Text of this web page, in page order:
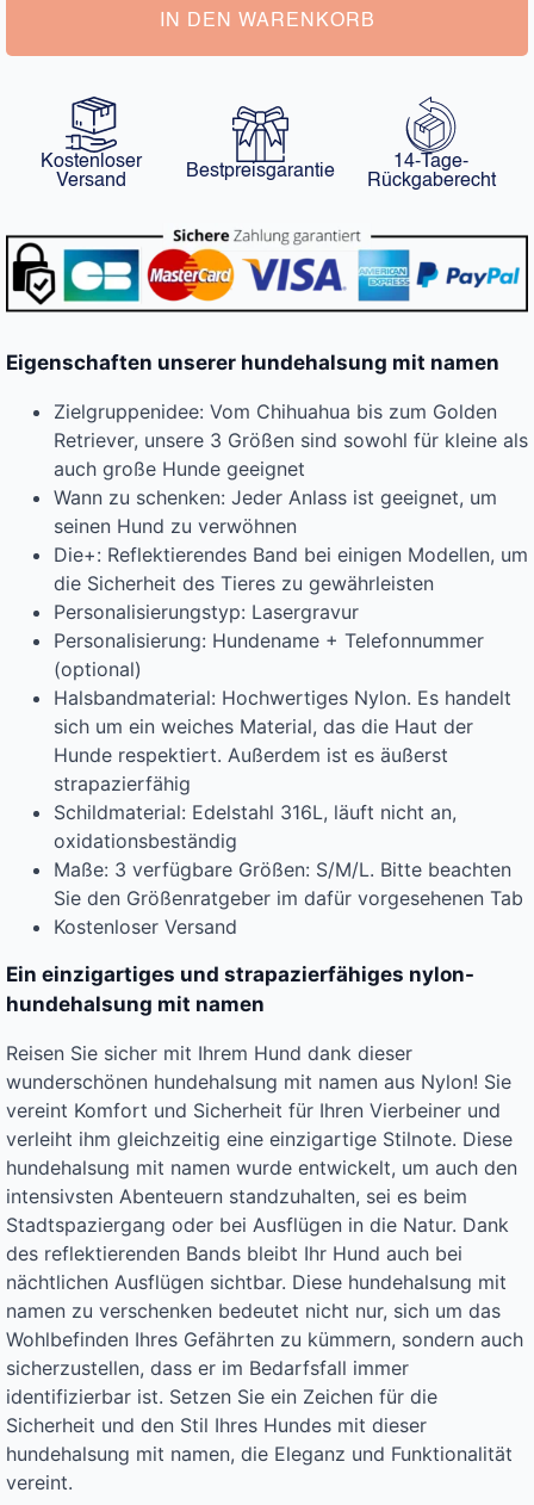
IN DEN WARENKORB
Kostenloser
Versand
Bestpreisgarantie
14-Tage-
Rückgaberecht
Eigenschaften unserer hundehalsung mit namen
Zielgruppenidee: Vom Chihuahua bis zum Golden
Retriever, unsere 3 Größen sind sowohl für kleine als
auch große Hunde geeignet
Wann zu schenken: Jeder Anlass ist geeignet, um
seinen Hund zu verwöhnen
Die+: Reflektierendes Band bei einigen Modellen, um
die Sicherheit des Tieres zu gewährleisten
Personalisierungstyp: Lasergravur
Personalisierung: Hundename + Telefonnummer
(optional)
Halsbandmaterial: Hochwertiges Nylon. Es handelt
sich um ein weiches Material, das die Haut der
Hunde respektiert. Außerdem ist es äußerst
strapazierfähig
Schildmaterial: Edelstahl 316L, läuft nicht an,
oxidationsbeständig
Maße: 3 verfügbare Größen: S/M/L. Bitte beachten
Sie den Größenratgeber im dafür vorgesehenen Tab
Kostenloser Versand
Ein einzigartiges und strapazierfähiges nylon-
hundehalsung mit namen
Reisen Sie sicher mit Ihrem Hund dank dieser
wunderschönen hundehalsung mit namen aus Nylon! Sie
vereint Komfort und Sicherheit für Ihren Vierbeiner und
verleiht ihm gleichzeitig eine einzigartige Stilnote. Diese
hundehalsung mit namen wurde entwickelt, um auch den
intensivsten Abenteuern standzuhalten, sei es beim
Stadtspaziergang oder bei Ausflügen in die Natur. Dank
des reflektierenden Bands bleibt Ihr Hund auch bei
nächtlichen Ausflügen sichtbar. Diese hundehalsung mit
namen zu verschenken bedeutet nicht nur, sich um das
Wohlbefinden Ihres Gefährten zu kümmern, sondern auch
sicherzustellen, dass er im Bedarfsfall immer
identifizierbar ist. Setzen Sie ein Zeichen für die
Sicherheit und den Stil Ihres Hundes mit dieser
hundehalsung mit namen, die Eleganz und Funktionalität
vereint.